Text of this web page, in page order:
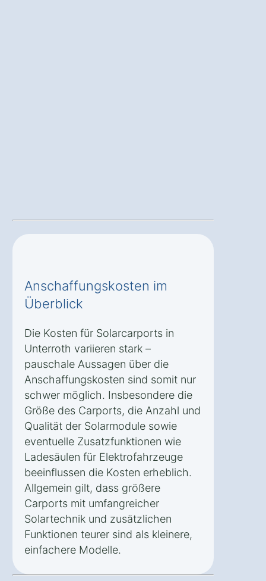
Anschaffungskosten im
Überblick
Die Kosten für Solarcarports in
Unterroth variieren stark –
pauschale Aussagen über die
Anschaffungskosten sind somit nur
schwer möglich. Insbesondere die
Größe des Carports, die Anzahl und
Qualität der Solarmodule sowie
eventuelle Zusatzfunktionen wie
Ladesäulen für Elektrofahrzeuge
beeinflussen die Kosten erheblich.
Allgemein gilt, dass größere
Carports mit umfangreicher
Solartechnik und zusätzlichen
Funktionen teurer sind als kleinere,
einfachere Modelle.